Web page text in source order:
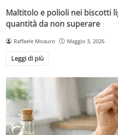
Maltitolo e polioli nei biscotti
quantità da non superare
Raffaele Moauro Maggio 3, 2026
Leggi di più